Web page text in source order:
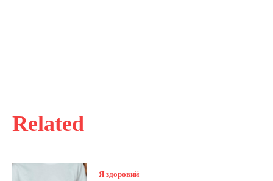
Related
Я здоровий